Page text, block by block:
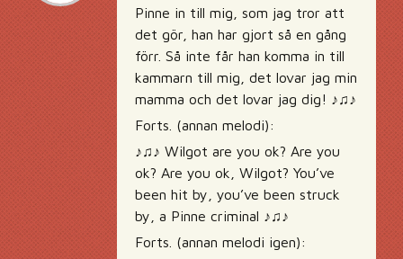
Pinne in till mig, som jag tror att
det gör, han har gjort så en gång
förr. Så inte får han komma in till
kammarn till mig, det lovar jag min
mamma och det lovar jag dig! ♪♫♪
Forts. (annan melodi):
♪♫♪ Wilgot are you ok? Are you
ok? Are you ok, Wilgot? You’ve
been hit by, you’ve been struck
by, a Pinne criminal ♪♫♪
Forts. (annan melodi igen):